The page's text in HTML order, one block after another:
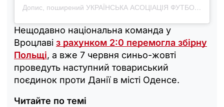
Допис, поширений УКРАЇНСЬКА АСОЦІАЦІЯ ФУТБОЛУ (@uafukraine)
Нещодавно національна команда у
Вроцлаві з рахунком 2:0 перемогла збірну
Польщі, а вже 7 червня синьо-жовті
проведуть наступний товариський
поєдинок проти Данії в місті Оденсе.
Читайте по темі